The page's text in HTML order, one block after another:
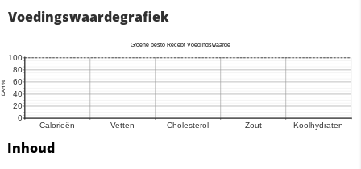
Voedingswaardegrafiek
Inhoud